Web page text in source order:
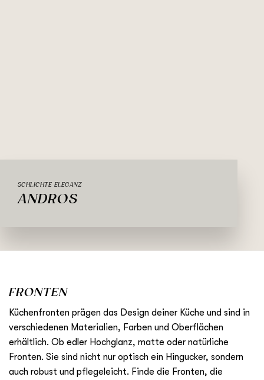
SCHLICHTE ELEGANZ
ANDROS
FRONTEN
Küchenfronten prägen das Design deiner Küche und sind in
verschiedenen Materialien, Farben und Oberflächen
erhältlich. Ob edler Hochglanz, matte oder natürliche
Fronten. Sie sind nicht nur optisch ein Hingucker, sondern
auch robust und pflegeleicht. Finde die Fronten, die